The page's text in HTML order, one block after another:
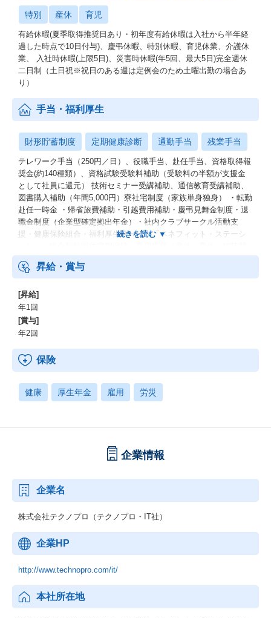
特別 産休 育児
有給休暇(夏季取得推奨日あり・初年度有給休暇は入社から半年経
過した時点で10日付与)、慶弔休暇、特別休暇、育児休業、介護休
業、 入社時休暇(上限5日)、災害時休暇(年5回、最大5日)完全週休
二日制（土日祝※祝日のある週は定例会のため土曜出勤の場合あ
り）
手当・福利厚生
財形貯蓄制度 定期健康診断 通勤手当 残業手当
テレワーク手当（250円／日）、役職手当、赴任手当、資格取得報
奨金(約140種類）、資格試験受験料補助（受験料の半額が支援金
として社員に還元） 技術セミナー受講補助、通信教育受講補助、
図書購入補助（年間5,000円）寮社宅制度（家族単身独身） ・転勤
赴任一時金 ・帰省旅費補助・引越費用補助・慶弔見舞金制度・退
職金制度（企業型確定拠出年金）・社内クラブサークル活動支
援・健康保険組合・福利厚生サービス「ベネフィット・ステーシ
勤務制度）
昇給・賞与
[昇給]
年1回
[賞与]
年2回
保険
健康 厚生年金 雇用 労災
企業情報
企業名
株式会社テクノプロ（テクノプロ・IT社）
企業HP
http://www.technopro.com/it/
本社所在地